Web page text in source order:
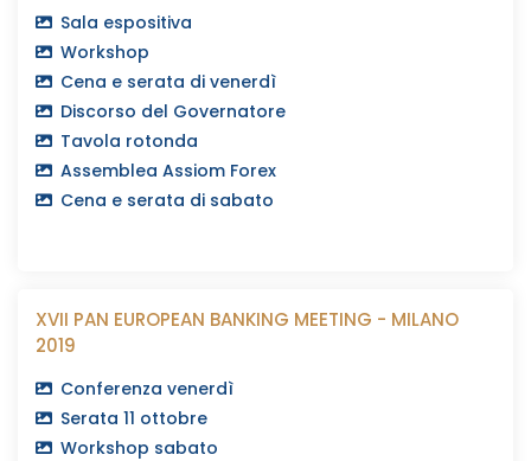
Sala espositiva
Workshop
Cena e serata di venerdì
Discorso del Governatore
Tavola rotonda
Assemblea Assiom Forex
Cena e serata di sabato
XVII PAN EUROPEAN BANKING MEETING - MILANO
2019
Conferenza venerdì
Serata 11 ottobre
Workshop sabato